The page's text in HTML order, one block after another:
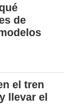
de
el tren
llevar el